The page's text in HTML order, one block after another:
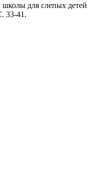
школы для слепых детей
33-41.